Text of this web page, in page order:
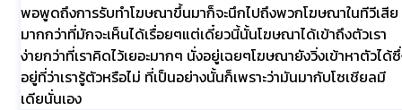
พอพูดถึงการรับทำโฆษณาขึ้นมาก็จะนึกไปถึงพวกโฆษณาในทีวีเสีย
มากกว่าที่มักจะเห็นได้เรื่อยๆแต่เดี๋ยวนี้นั้นโฆษณาได้เข้าถึงตัวเรา
ง่ายกว่าที่เราคิดไว้เยอะมากๆ นั่งอยู่เฉยๆโฆษณายังวิ่งเข้าหาตัวได้
อยู่ที่ว่าเรารู้ตัวหรือไม่ ที่เป็นอย่างนั้นก็เพราะว่ามันมากับโซเชียลมี
เดียนั่นเอง